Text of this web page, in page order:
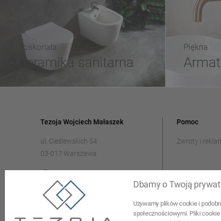
Doskonała
Ceramika sanitarna
Piękna
Tezoja Wojciech Małaszek
ul. Cieślewskich 54
03-017 Warszawa
tezoja@gmail.com
Pomoc
Zwroty i
Dbamy o Twoją
Używamy plików cookie i
społecznościowymi. Pliki